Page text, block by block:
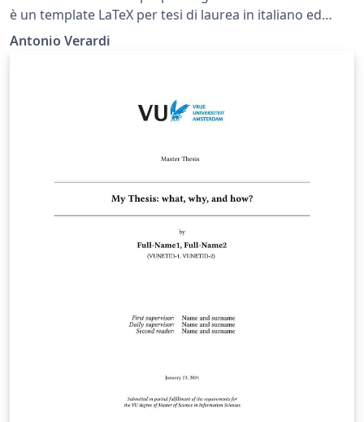
è un template LaTeX per tesi di laurea in italiano ed
inglese. Il suo obiettivo principale è abbattere il monte
muovono i primi passi con LaTeX. Il template è già
italiani, poiché si basa sulle funzionalità offerte dal
Antonio Verardi